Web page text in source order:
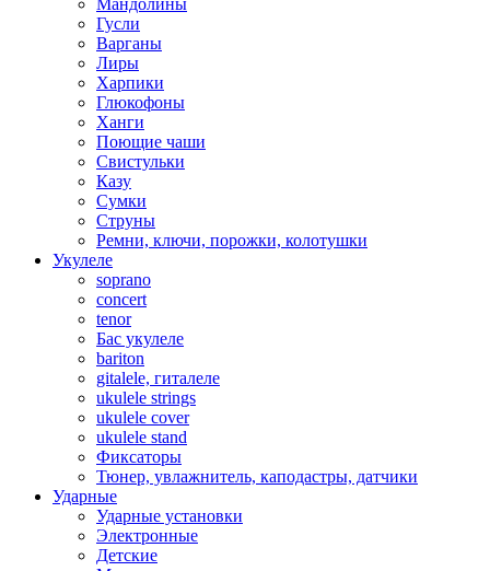
Мандолины
Гусли
Варганы
Лиры
Харпики
Глюкофоны
Ханги
Поющие чаши
Свистульки
Казу
Сумки
Струны
Ремни, ключи, порожки, колотушки
Укулеле
soprano
concert
tenor
Бас укулеле
bariton
gitalele, гиталеле
ukulele strings
ukulele cover
ukulele stand
Фиксаторы
Тюнер, увлажнитель, каподастры, датчики
Ударные
Ударные установки
Электронные
Детские